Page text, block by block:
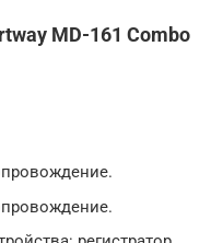
MD-161 Combo